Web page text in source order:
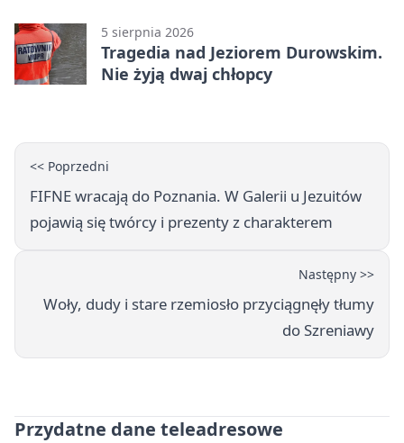
gospodarzy
5 sierpnia 2026
Tragedia nad Jeziorem Durowskim.
Nie żyją dwaj chłopcy
<< Poprzedni
FIFNE wracają do Poznania. W Galerii u Jezuitów
pojawią się twórcy i prezenty z charakterem
Następny >>
Woły, dudy i stare rzemiosło przyciągnęły tłumy
do Szreniawy
Przydatne dane teleadresowe